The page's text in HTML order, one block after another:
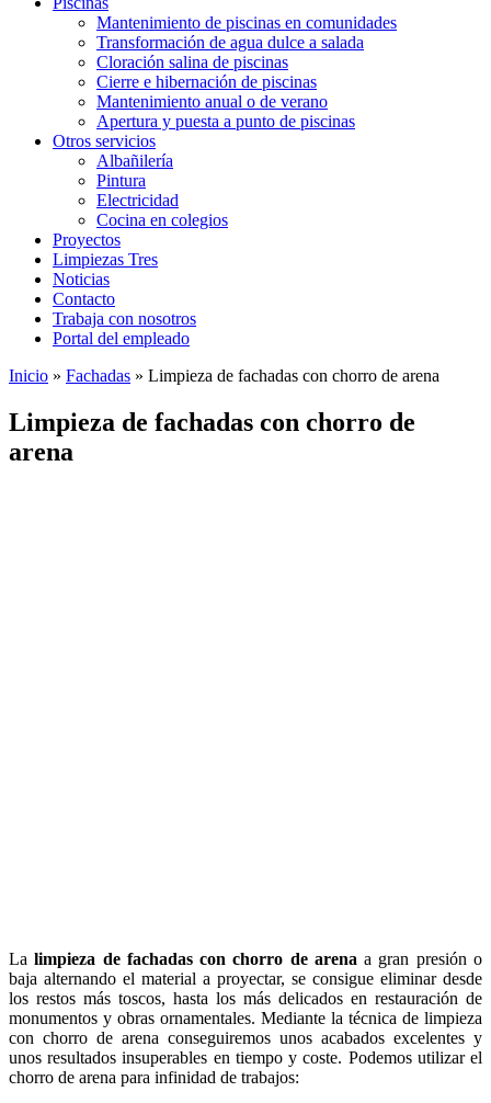
Mantenimiento de piscinas en comunidades
Transformación de agua dulce a salada
Cloración salina de piscinas
Cierre e hibernación de piscinas
Mantenimiento anual o de verano
Apertura y puesta a punto de piscinas
Otros servicios
Albañilería
Pintura
Electricidad
Cocina en colegios
Proyectos
Limpiezas Tres
Noticias
Contacto
Trabaja con nosotros
Portal del empleado
Inicio » Fachadas » Limpieza de fachadas con chorro de arena
Limpieza de fachadas con chorro de
arena
Lalimpieza de fachadas con chorro de arenaa gran presión o
baja alternando el material a proyectar, se consigue eliminar desde
los restos más toscos, hasta los más delicados en restauración de
monumentos y obras ornamentales. Mediante la técnica de limpieza
con chorro de arena conseguiremos unos acabados excelentes y
unos resultados insuperables en tiempo y coste. Podemos utilizar el
chorro de arena para infinidad de trabajos: